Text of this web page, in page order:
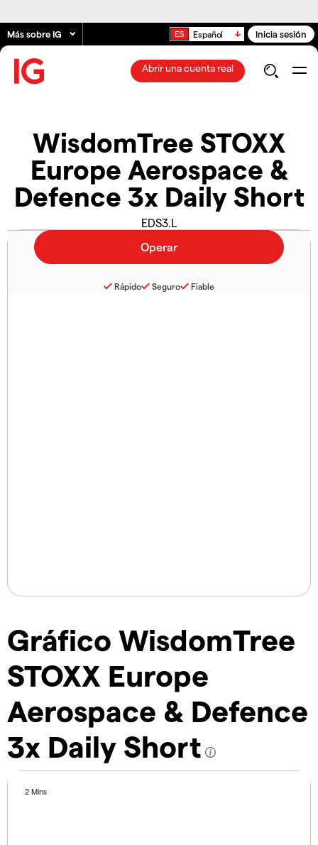
Más sobre IG Español Inicia sesión
Abrir una cuenta real
WisdomTree STOXX
Europe Aerospace &
Defence 3x Daily Short
EDS3.L
Gráfico WisdomTree
STOXX Europe
Aerospace & Defence
3x Daily Short
2 Mins
Rápido Seguro Fiable